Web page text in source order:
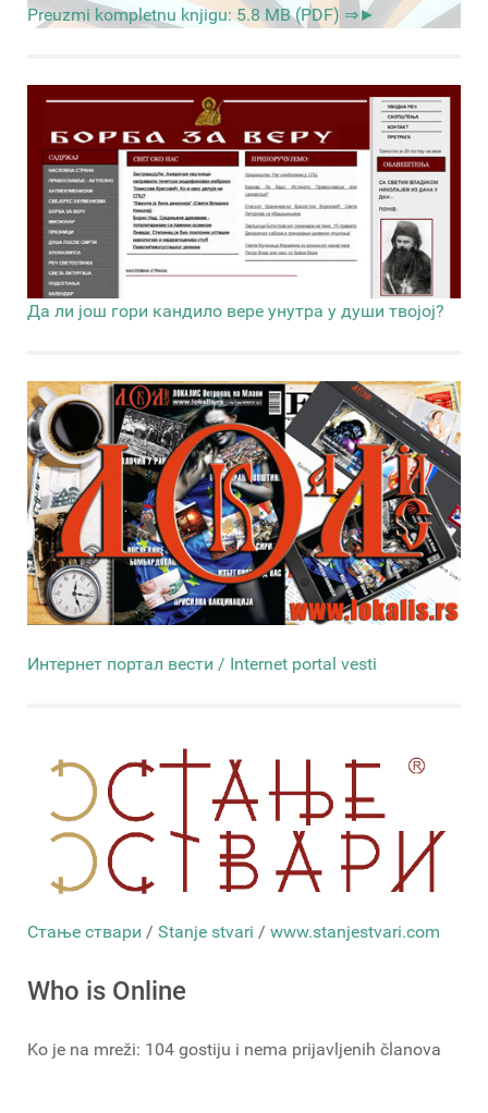
Preuzmi kompletnu knjigu: 5.8 MB (PDF) ⇒►
Да ли још гори кандило вере унутра у души твојој?
Интернет портал вести / Internet portal vesti
Стање ствари / Stanje stvari / www.stanjestvari.com
Who is Online
Ko je na mreži: 104 gostiju i nema prijavljenih članova